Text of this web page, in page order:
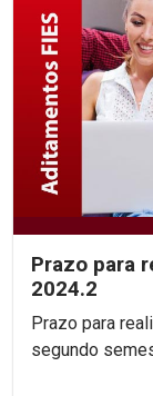
Prazo para
2024.2
Prazo para